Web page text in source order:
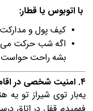
با اتوبوس یا قطار:
کیف پول و
اگه شب حرکت
بشه راحت
۴. امنیت شخصی در اقامتگاه‌ها
یه‌بار توی شیراز تو یه